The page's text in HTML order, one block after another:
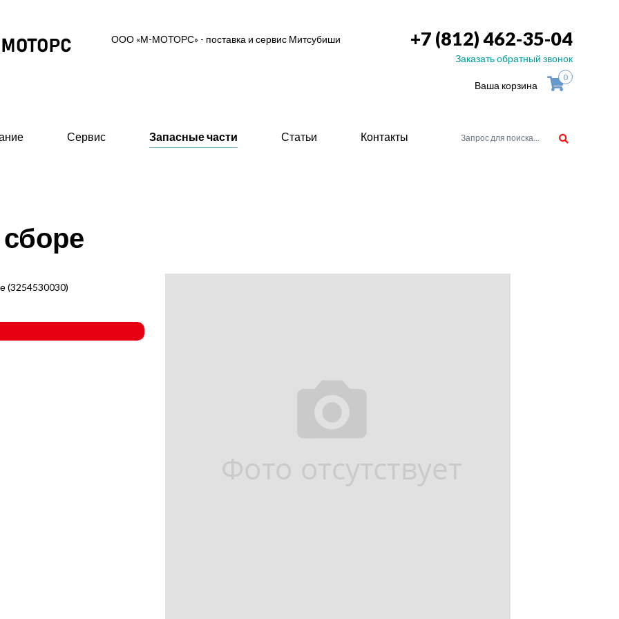
ООО «М-МОТОРС» - поставка и сервис Митсубиши +7 (812) 462-35-04
Заказать обратный звонок
Ваша корзина
0
MGS (высоковольтные 0,6/10/11 кВ)
промышленного исполнения 0,4 кВ
двигателей
Сервис Запасные части Статьи Контакты
(3254530030)